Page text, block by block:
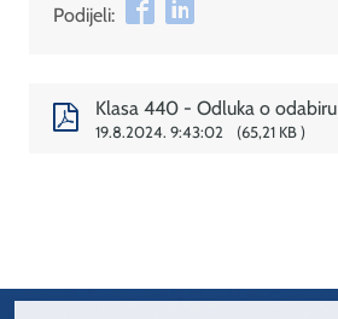
Podijeli:
Klasa 440 - Odluka o odabiru
19.8.2024. 9:43:02 65,21 KB